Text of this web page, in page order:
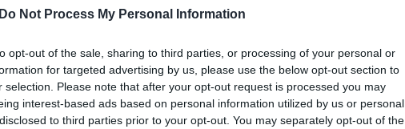
Do Not Process My Personal Information
opt-out of the sale, sharing to third parties, or processing of your personal or
for targeted advertising by us, please use the below opt-out section to
selection. Please note that after your opt-out request is processed you may
interest-based ads based on personal information utilized by us or personal
to third parties prior to your opt-out. You may separately opt-out of the
τη λέξη που εντοπίσατε. Στη συνέχεια, διαβάστε τι